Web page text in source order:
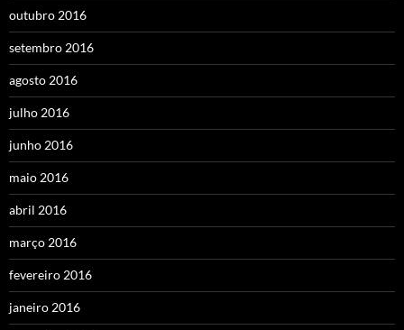
outubro 2016
setembro 2016
agosto 2016
julho 2016
junho 2016
maio 2016
abril 2016
março 2016
fevereiro 2016
janeiro 2016